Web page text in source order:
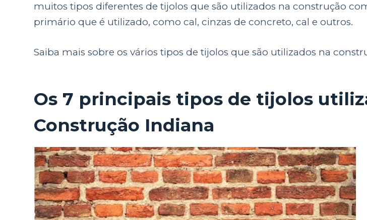
muitos tipos diferentes de tijolos que são utilizados na construção
primário que é utilizado, como cal, cinzas de concreto, cal e outros.
Saiba mais sobre os vários tipos de tijolos que são utilizados na
Os 7 principais tipos de tijolos
Construção Indiana